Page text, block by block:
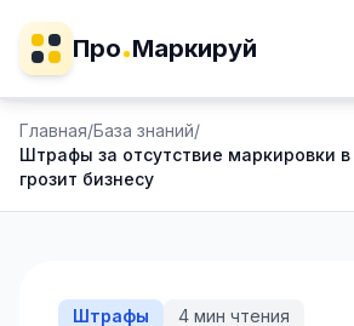
Про Маркируй
Главная/База знаний/
Штрафы за отсутствие маркировки в
грозит бизнесу
Штрафы 4 мин чтения